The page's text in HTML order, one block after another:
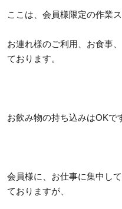
ここは、会員様限定の作業ス
お連れ様のご利用、お食事
ております。
お飲み物の持ち込みはOKで
会員様に、お仕事に集中し
ておりますが、